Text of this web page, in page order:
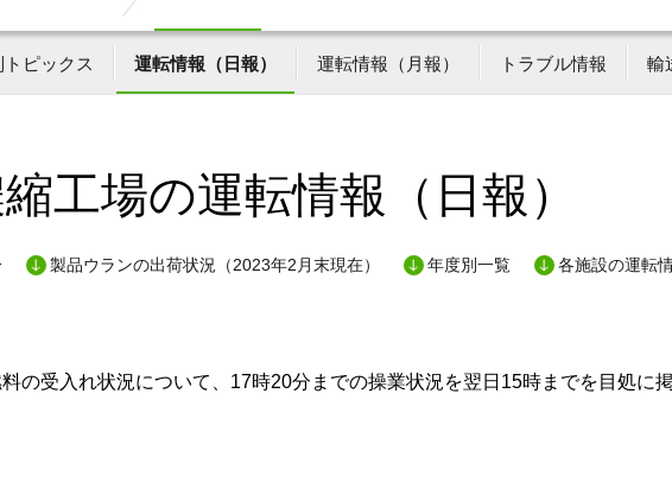
トピックス 運転情報（日報） 運転情報（月報） トラブル情報 輸
工場の運転情報（日報）
製品ウランの出荷状況（2023年2月末現在） 年度別一覧 各施設の運転
の受入れ状況について、17時20分までの操業状況を翌日15時までを目処に